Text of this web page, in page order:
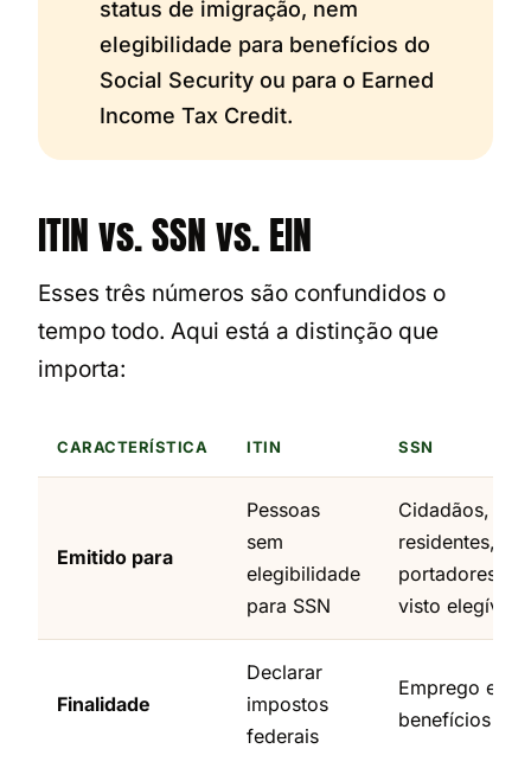
status de imigração, nem
elegibilidade para benefícios do
Social Security ou para o Earned
Income Tax Credit.
ITIN vs. SSN vs. EIN
Esses três números são confundidos o
tempo todo. Aqui está a distinção que
importa:
CARACTERÍSTICA ITIN SSN
Emitido para
Pessoas
sem
elegibilidade
para SSN
Cidadãos,
residentes,
portadores de
visto elegíveis
Finalidade
Declarar
impostos
federais
Emprego e
benefícios